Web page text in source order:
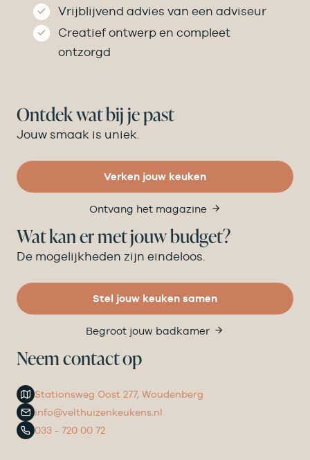
Vrijblijvend advies van een adviseur
Creatief ontwerp en compleet
ontzorgd
Ontdek wat bij je past
Jouw smaak is uniek.
Verken jouw keuken
Ontvang het magazine
Wat kan er met jouw budget?
De mogelijkheden zijn eindeloos.
Stel jouw keuken samen
Begroot jouw badkamer
Neem contact op
Stationsweg Oost 277, Woudenberg
info@velthuizenkeukens.nl
033 - 720 00 72